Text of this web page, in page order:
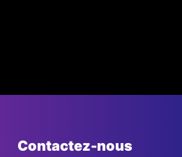
Contactez-nous